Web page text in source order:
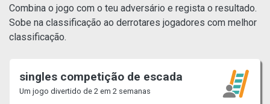
Combina o jogo com o teu adversário e regista o resultado.
Sobe na classificação ao derrotares jogadores com melhor
classificação.
singles competição de escada
Um jogo divertido de 2 em 2 semanas